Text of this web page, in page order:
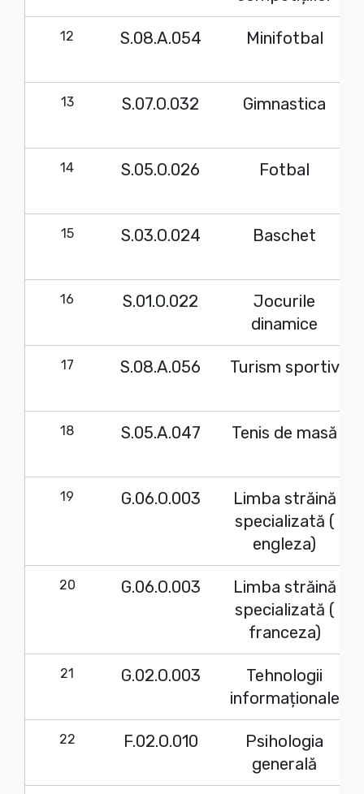
12 S.08.A.054 Minifotbal
13 S.07.O.032 Gimnastica
14 S.05.O.026 Fotbal
15 S.03.O.024 Baschet
16 S.01.O.022
Jocurile
dinamice
17 S.08.A.056 Turism sportiv
18 S.05.A.047 Tenis de masă
19 G.06.O.003
Limba străină
specializată (
engleza)
20 G.06.O.003
Limba străină
specializată (
franceza)
21 G.02.O.003
Tehnologii
informaționale
22 F.02.O.010
Psihologia
generală